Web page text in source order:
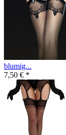
blumig...
7,50 € *